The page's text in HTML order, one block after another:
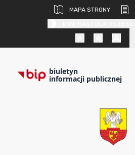
MAPA STRONY
biuletyn
informacji publicznej